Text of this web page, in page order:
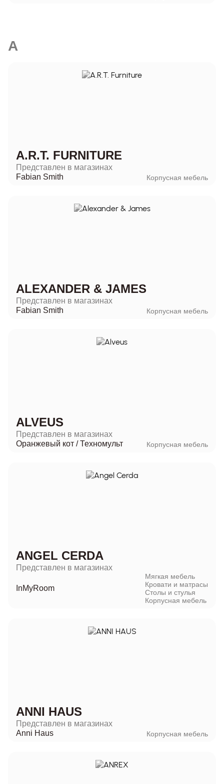
A
A.R.T. FURNITURE
Представлен в магазинах
Fabian Smith
Корпусная мебель
ALEXANDER & JAMES
Представлен в магазинах
Fabian Smith
Корпусная мебель
ALVEUS
Представлен в магазинах
Оранжевый кот /Техномульт Корпусная мебель
ANGEL CERDA
Представлен в магазинах
InMyRoom
Мягкая мебель
Кровати и матрасы
Столы и стулья
Корпусная мебель
ANNI HAUS
Представлен в магазинах
Anni Haus
Корпусная мебель